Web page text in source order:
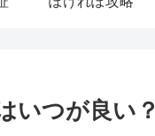
いつが良い？